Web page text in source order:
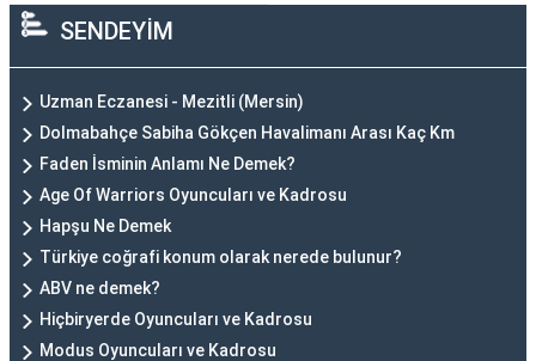
SENDEYİM
Uzman Eczanesi - Mezitli (Mersin)
Dolmabahçe Sabiha Gökçen Havalimanı Arası Kaç Km
Faden İsminin Anlamı Ne Demek?
Age Of Warriors Oyuncuları ve Kadrosu
Hapşu Ne Demek
Türkiye coğrafi konum olarak nerede bulunur?
ABV ne demek?
Hiçbiryerde Oyuncuları ve Kadrosu
Modus Oyuncuları ve Kadrosu